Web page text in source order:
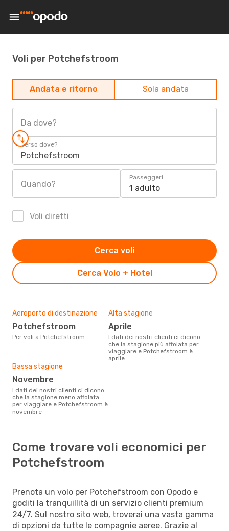
Voli per Potchefstroom
Andata e ritorno Sola andata
Da dove?
Verso dove?
Potchefstroom
Quando?
Passeggeri
1 adulto
Voli diretti
Cerca Volo + Hotel
Cerca voli
Aeroporto di destinazione
Potchefstroom
Per voli a Potchefstroom
Alta stagione
aprile
I dati dei nostri clienti ci dicono
che la stagione più affolata per
viaggiare e Potchefstroom è
aprile
Bassa stagione
novembre
I dati dei nostri clienti ci dicono
che la stagione meno affolata
per viaggiare e Potchefstroom è
novembre
Come trovare voli economici per
Potchefstroom
Prenota un volo per Potchefstroom con Opodo e
goditi la tranquillità di un servizio clienti premium
24/7. Sul nostro sito web, troverai una vasta gamma
di opzioni da tutte le compagnie aeree. Grazie al